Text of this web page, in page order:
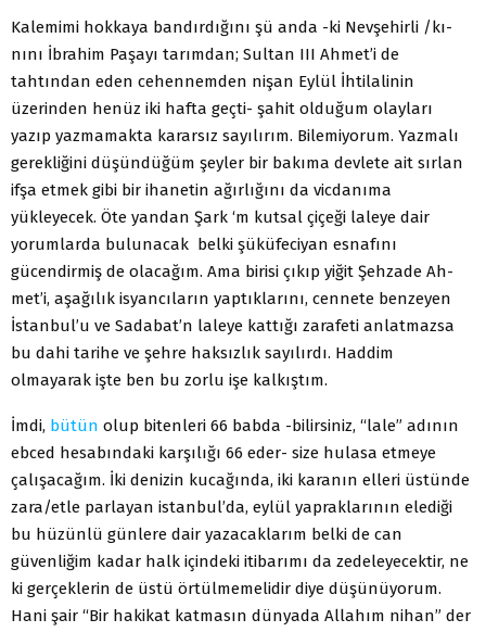
Kalemimi hokkaya bandırdığını şü anda -ki Nevşehirli /kı­
nını İbrahim Paşayı tarımdan; Sultan III Ahmet’i de
tahtından eden cehennemden nişan Eylül İhtilalinin
üzerinden henüz iki hafta geçti- şahit olduğum olayları
yazıp yazmamakta kararsız sayılırım. Bilemiyorum. Yazmalı
gerekliğini düşündüğüm şeyler bir bakıma devlete ait sırlan
ifşa etmek gibi bir ihanetin ağırlı­ğını da vicdanıma
yükleyecek. Öte yandan Şark ‘m kutsal çiçeği laleye dair
yorumlarda bulunacak belki şüküfeciyan esnafını
gücendirmiş de olacağım. Ama birisi çıkıp yiğit Şehzade Ah­
met’i, aşağılık isyancıların yaptıklarını, cennete benzeyen
İstan­bul’u ve Sadabat’n laleye kattığı zarafeti anlatmazsa
bu dahi tarihe ve şehre haksızlık sayılırdı. Haddim
olmayarak işte ben bu zorlu işe kalkıştım.
İmdi, bütün olup bitenleri 66 babda -bilirsiniz, “lale” adının
ebced hesabındaki karşılığı 66 eder- size hulasa etmeye
çalışacağım. İki denizin kucağında, iki karanın elleri üstünde
zara/et­le parlayan istanbul’da, eylül yapraklarının elediği
bu hüzünlü günlere dair yazacaklarım belki de can
güvenliğim kadar halk içindeki itibarımı da zedeleyecektir, ne
ki gerçeklerin de üstü örtülmemelidir diye düşünüyorum.
Hani şair “Bir hakikat kat­masın dünyada Allahım nihan” der